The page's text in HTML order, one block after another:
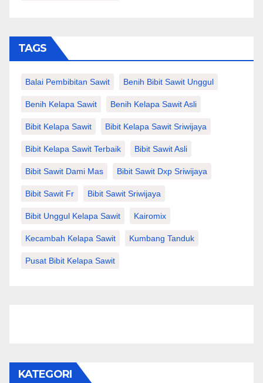
TAGS
Balai Pembibitan Sawit Benih Bibit Sawit Unggul
Benih Kelapa Sawit Benih Kelapa Sawit Asli
Bibit Kelapa Sawit Bibit Kelapa Sawit Sriwijaya
Bibit Kelapa Sawit Terbaik Bibit Sawit Asli
Bibit Sawit Dami Mas Bibit Sawit Dxp Sriwijaya
Bibit Sawit Fr Bibit Sawit Sriwijaya
Bibit Unggul Kelapa Sawit Kairomix
Kecambah Kelapa Sawit Kumbang Tanduk
Pusat Bibit Kelapa Sawit
KATEGORI